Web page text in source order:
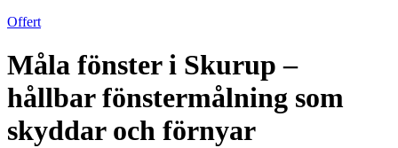
Offert
Måla fönster i Skurup –
hållbar fönstermålning som
skyddar och förnyar